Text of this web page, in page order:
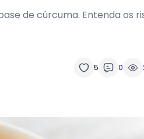
de cúrcuma. Entenda os
5 0